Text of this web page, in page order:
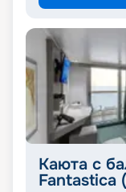
Каюта с
Fantastica